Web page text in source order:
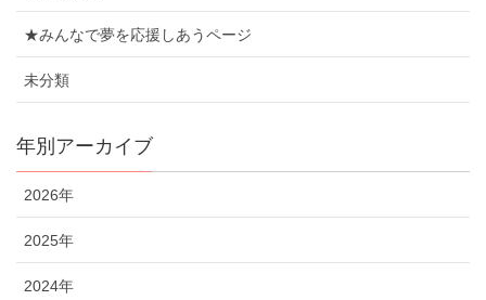
★みんなで夢を応援しあうページ
未分類
年別アーカイブ
2026年
2025年
2024年